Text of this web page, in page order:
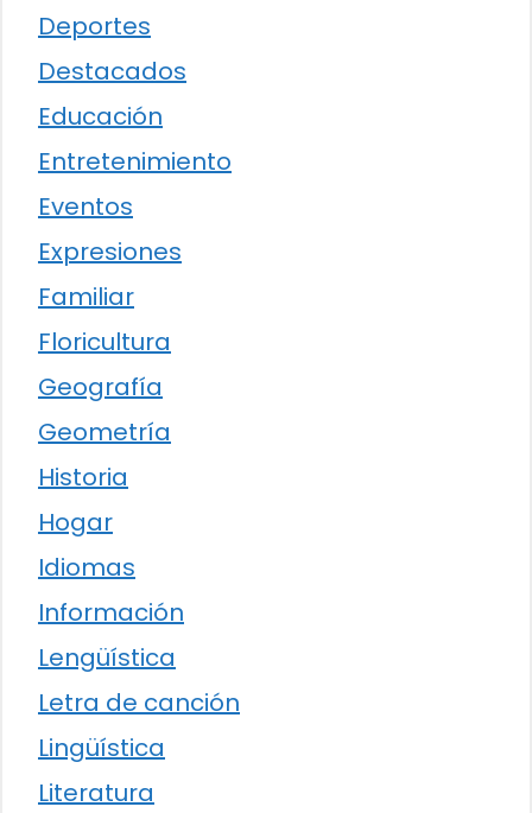
Deportes
Destacados
Educación
Entretenimiento
Eventos
Expresiones
Familiar
Floricultura
Geografía
Geometría
Historia
Hogar
Idiomas
Información
Lengüística
Letra de canción
Lingüística
Literatura